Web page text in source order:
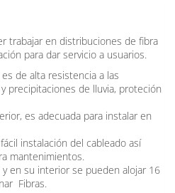
trabajar en distribuciones de fibra
para dar servicio a usuarios.
de alta resistencia a las
precipitaciones de lluvia, proteción
es adecuada para instalar en
instalación del cableado así
mantenimientos.
en su interior se pueden alojar 16
Fibras.